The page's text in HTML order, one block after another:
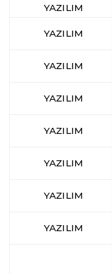
YAZILIM
YAZILIM
YAZILIM
YAZILIM
YAZILIM
YAZILIM
YAZILIM
YAZILIM